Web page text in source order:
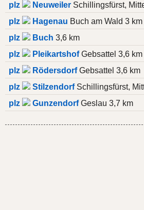
plz
Neuweiler Schillingsfürst,
plz
Hagenau Buch am Wald 3 km
plz
Buch 3,6 km
plz
PleikartshofGebsattel 3,6 km
plz
RödersdorfGebsattel 3,6 km
plz
StilzendorfSchillingsfürst,
plz
GunzendorfGeslau 3,7 km